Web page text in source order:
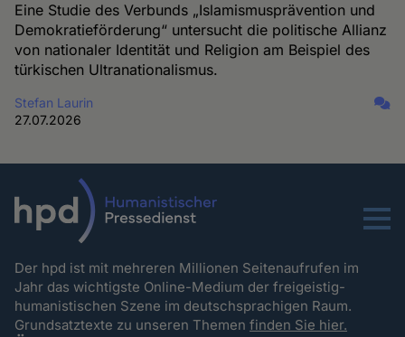
Eine Studie des Verbunds „Islamismusprävention und
Demokratieförderung“ untersucht die politische Allianz
von nationaler Identität und Religion am Beispiel des
türkischen Ultranationalismus.
Stefan Laurin
27.07.2026
Menu
Der hpd ist mit mehreren Millionen Seitenaufrufen im
Jahr das wichtigste Online-Medium der freigeistig-
humanistischen Szene im deutschsprachigen Raum.
Grundsatztexte zu unseren Themenfinden Sie hier.